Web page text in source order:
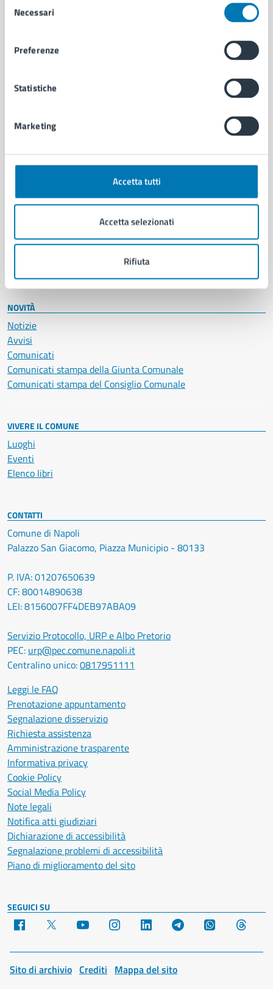
delNecessari
Preferenze
Statistiche
Marketing
Accetta tutti
Accetta selezionati
Rifiuta
Politici
Documenti e dati
Ambiente
Anagrafe e stato civile
Cultura e tempo libero
Giustizia e sicurezza pubblica
Salute, benessere e assistenza
Servizi Cimiteriali
NOVITÀ
Notizie
Avvisi
Comunicati
Comunicati stampa della Giunta Comunale
Comunicati stampa del Consiglio Comunale
VIVERE IL COMUNE
Luoghi
Eventi
Elenco libri
CONTATTI
Comune di Napoli
Palazzo San Giacomo, Piazza Municipio - 80133
P. IVA: 01207650639
CF: 80014890638
LEI: 8156007FF4DEB97ABA09
Servizio Protocollo, URP e Albo Pretorio
PEC: urp@pec.comune.napoli.it
Centralino unico:0817951111
Leggi le FAQ
Prenotazione appuntamento
Segnalazione disservizio
Richiesta assistenza
Amministrazione trasparente
Informativa privacy
Cookie Policy
Social Media Policy
Note legali
Notifica atti giudiziari
Dichiarazione di accessibilità
Segnalazione problemi di accessibilità
Piano di miglioramento del sito
SEGUICI SU
Facebook YouTube Instagram LinkedIn Telegram WhatsApp
Sito di archivio Crediti Mappa del sito